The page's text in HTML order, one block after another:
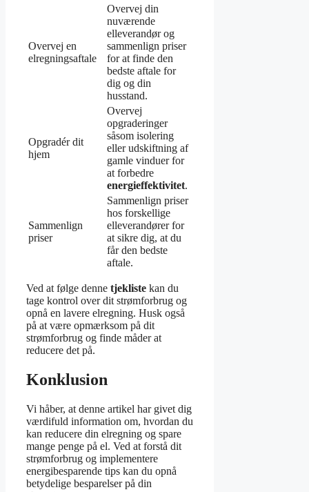
Overvej en
elregningsaftale
Overvej din
nuværende
elleverandør og
sammenlign priser
for at finde den
bedste aftale for
dig og din
husstand.
Opgradér dit
hjem
Overvej
opgraderinger
såsom isolering
eller udskiftning af
gamle vinduer for
at forbedre
energieffektivitet.
Sammenlign
priser
Sammenlign priser
hos forskellige
elleverandører for
at sikre dig, at du
får den bedste
aftale.
Ved at følge denne tjekliste kan du
tage kontrol over dit strømforbrug og
opnå en lavere elregning. Husk også
på at være opmærksom på dit
strømforbrug og finde måder at
reducere det på.
Konklusion
Vi håber, at denne artikel har givet dig
værdifuld information om, hvordan du
kan reducere din elregning og spare
mange penge på el. Ved at forstå dit
strømforbrug og implementere
energibesparende tips kan du opnå
betydelige besparelser på din